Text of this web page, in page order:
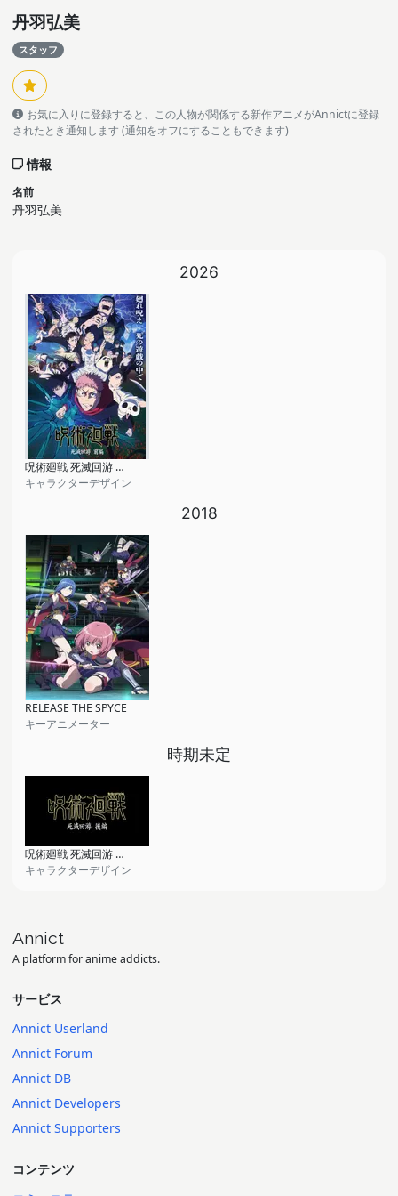
丹羽弘美
スタッフ
お気に入りに登録すると、この人物が関係する新作アニメがAnnictに登録
されたとき通知します (通知をオフにすることもできます)
情報
名前
丹羽弘美
2026
呪術廻戦 死滅回游 前編
キャラクターデザイン
2018
RELEASE THE SPYCE
キーアニメーター
時期未定
呪術廻戦 死滅回游 後編
キャラクターデザイン
Annict
A platform for anime addicts.
サービス
Annict Userland
Annict Forum
Annict DB
Annict Developers
Annict Supporters
コンテンツ